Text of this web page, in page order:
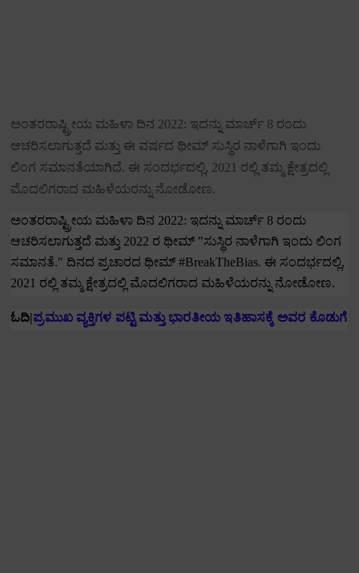
ಅಂತರರಾಷ್ಟ್ರೀಯ ಮಹಿಳಾ ದಿನ 2022: ಇದನ್ನು ಮಾರ್ಚ್ 8 ರಂದು
ಆಚರಿಸಲಾಗುತ್ತದೆ ಮತ್ತು ಈ ವರ್ಷದ ಥೀಮ್ ಸುಸ್ಥಿರ ನಾಳೆಗಾಗಿ ಇಂದು
ಲಿಂಗ ಸಮಾನತೆಯಾಗಿದೆ. ಈ ಸಂದರ್ಭದಲ್ಲಿ, 2021 ರಲ್ಲಿ ತಮ್ಮ ಕ್ಷೇತ್ರದಲ್ಲಿ
ಮೊದಲಿಗರಾದ ಮಹಿಳೆಯರನ್ನು ನೋಡೋಣ.
ಅಂತರರಾಷ್ಟ್ರೀಯ ಮಹಿಳಾ ದಿನ 2022: ಇದನ್ನು ಮಾರ್ಚ್8 ರಂದು
ಆಚರಿಸಲಾಗುತ್ತದೆ ಮತ್ತು 2022 ರ ಥೀಮ್ "ಸುಸ್ಥಿರ ನಾಳೆಗಾಗಿ ಇಂದು ಲಿಂಗ
ಸಮಾನತೆ." ದಿನದ ಪ್ರಚಾರದ ಥೀಮ್#BreakTheBias.ಈ ಸಂದರ್ಭದಲ್ಲಿ,
2021 ರಲ್ಲಿ ತಮ್ಮ ಕ್ಷೇತ್ರದಲ್ಲಿ ಮೊದಲಿಗರಾದ ಮಹಿಳೆಯರನ್ನು ನೋಡೋಣ.
ಓದಿ|ಪ್ರಮುಖ ವ್ಯಕ್ತಿಗಳ ಪಟ್ಟಿ ಮತ್ತು ಭಾರತೀಯ ಇತಿಹಾಸಕ್ಕೆ ಅವರ ಕೊಡುಗೆ